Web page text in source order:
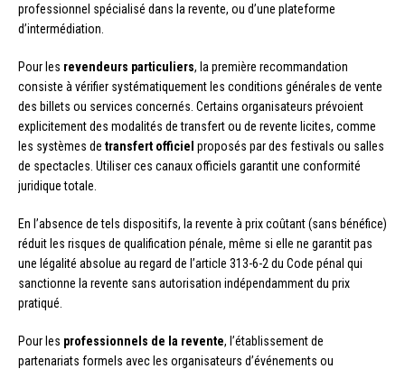
professionnel spécialisé dans la revente, ou d’une plateforme
d’intermédiation.
Pour les revendeurs particuliers, la première recommandation
consiste à vérifier systématiquement les conditions générales de vente
des billets ou services concernés. Certains organisateurs prévoient
explicitement des modalités de transfert ou de revente licites, comme
les systèmes de transfert officiel proposés par des festivals ou salles
de spectacles. Utiliser ces canaux officiels garantit une conformité
juridique totale.
En l’absence de tels dispositifs, la revente à prix coûtant (sans bénéfice)
réduit les risques de qualification pénale, même si elle ne garantit pas
une légalité absolue au regard de l’article 313-6-2 du Code pénal qui
sanctionne la revente sans autorisation indépendamment du prix
pratiqué.
Pour les professionnels de la revente, l’établissement de
partenariats formels avec les organisateurs d’événements ou